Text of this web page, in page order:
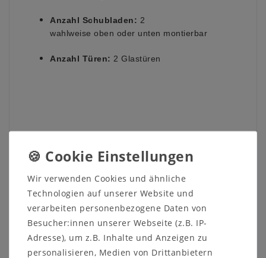
Anzahl Schubladen: 2
wahlweise oben oder unten montierbar
Anzahl Türen: 2 Glastüren
Informationen zum Möbelstück:
Breite: 89,2 cm
Höhe: 121,7 cm
Tiefe: 32,9 cm
Anzahl Türen:
Wir verwenden Cookies und ähnliche
Technologien auf unserer Website und
verarbeiten personenbezogene Daten von
Besucher:innen unserer Webseite (z.B. IP-
Adresse), um z.B. Inhalte und Anzeigen zu
personalisieren, Medien von Drittanbietern